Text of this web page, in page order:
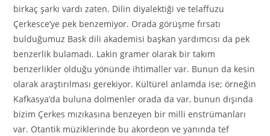
birkaç şarkı vardı zaten. Dilin diyalektiği ve telaffuzu
Çerkesce’ye pek benzemiyor. Orada görüşme fırsatı
bulduğumuz Bask dili akademisi başkan yardımcısı da pek
benzerlik bulamadı. Lakin gramer olarak bir takım
benzerlikler olduğu yönünde ihtimaller var. Bunun da kesin
olarak araştırılması gerekiyor. Kültürel anlamda ise; örneğin
Kafkasya’da buluna dolmenler orada da var, bunun dışında
bizim Çerkes mızıkasına benzeyen bir milli enstrümanları
var. Otantik müziklerinde bu akordeon ve yanında tef